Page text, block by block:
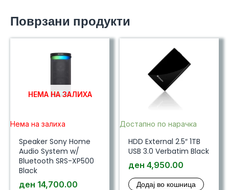
Поврзани продукти
НЕМА НА ЗАЛИХА
Нема на залиха
Speaker Sony Home
Audio System w/
Bluetooth SRS-XP500
Black
ден 14,700.00
Достапно по нарачка
HDD External 2.5″ 1TB
USB 3.0 Verbatim Black
ден 4,950.00
Додај во кошница